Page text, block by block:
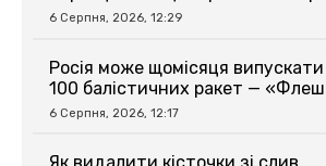
6 Серпня, 2026, 12:29
Росія може щомісяця випускати
100 балістичних ракет —
6 Серпня, 2026, 12:17